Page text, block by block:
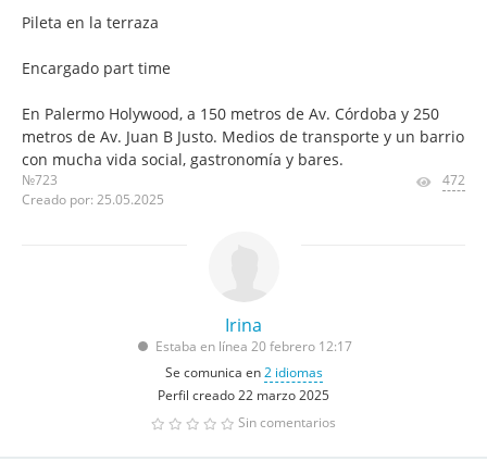
Pileta en la terraza
Encargado part time
En Palermo Holywood, a 150 metros de Av. Córdoba y 250
metros de Av. Juan B Justo. Medios de transporte y un barrio
con mucha vida social, gastronomía y bares.
№723
Creado por: 25.05.2025
472
Irina
Estaba en línea 20 febrero 12:17
Se comunica en2 idiomas
Perfil creado 22 marzo 2025
Sin comentarios